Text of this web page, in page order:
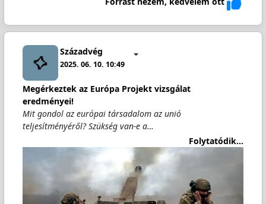
Századvég
2025. 06. 10. 10:49
Megérkeztek az Európa Projekt vizsgálat
eredményei!
Mit gondol az európai társadalom az unió
teljesítményéről? Szükség van-e a…
Folytatódik...